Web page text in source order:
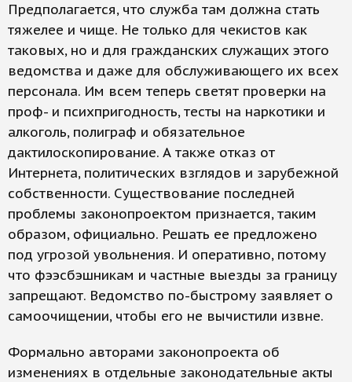
Предполагается, что служба там должна стать
тяжелее и чище. Не только для чекистов как
таковых, но и для гражданских служащих этого
ведомства и даже для обслуживающего их всех
персонала. Им всем теперь светят проверки на
проф- и психпригодность, тесты на наркотики и
алкоголь, полиграф и обязательное
дактилоскопирование. А также отказ от
Интернета, политических взглядов и зарубежной
собственности. Существование последней
проблемы законопроектом признается, таким
образом, официально. Решать ее предложено
под угрозой увольнения. И оперативно, потому
что фээсбэшникам и частные выезды за границу
запрещают. Ведомство по-быстрому заявляет о
самоочищении, чтобы его не вычистили извне.
Формально авторами законопроекта об
изменениях в отдельные законодательные акты